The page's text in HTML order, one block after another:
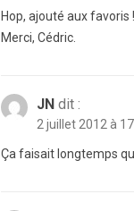
Hop, ajouté aux favoris !
Merci, Cédric.
JN dit :
2 juillet 2012 à
Ça faisait longtemps